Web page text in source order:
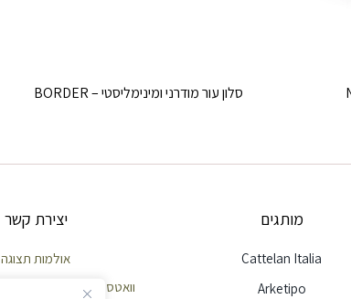
סלון עור מודרני ומינימליסטי – BORDER
מותגים
Cattelan Italia
Arketipo
יצירת קשר
אולמות תצוגה
וואטסאפ שירות לקוחות – 058-5921010